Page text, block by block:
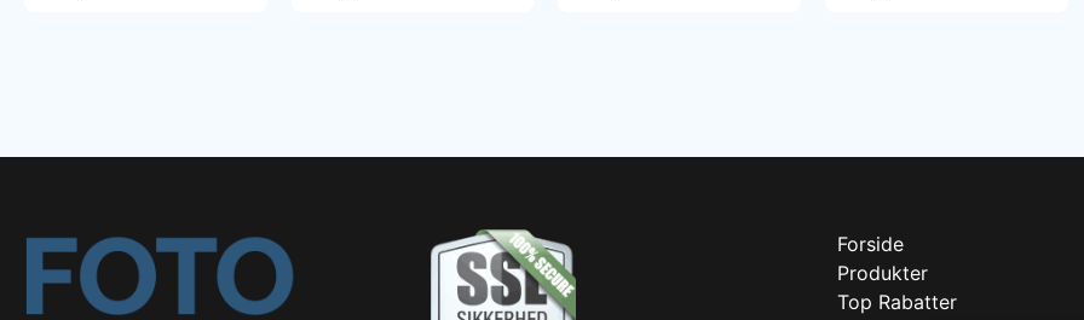
Forside
Produkter
Top Rabatter